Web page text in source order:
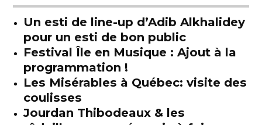
Un esti de line-up d’Adib Alkhalidey
pour un esti de bon public
Festival Île en Musique : Ajout à la
programmation !
Les Misérables à Québec: visite des
coulisses
Jourdan Thibodeaux & les